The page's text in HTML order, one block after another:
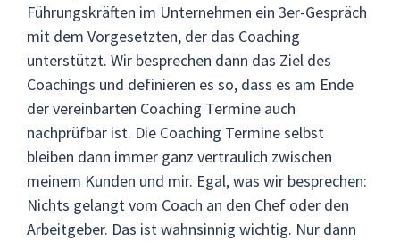
Führungskräften im Unternehmen ein 3er-Gespräch
mit dem Vorgesetzten, der das Coaching
unterstützt. Wir besprechen dann das Ziel des
Coachings und definieren es so, dass es am Ende
der vereinbarten Coaching Termine auch
nachprüfbar ist. Die Coaching Termine selbst
bleiben dann immer ganz vertraulich zwischen
meinem Kunden und mir. Egal, was wir besprechen:
Nichts gelangt vom Coach an den Chef oder den
Arbeitgeber. Das ist wahnsinnig wichtig. Nur dann